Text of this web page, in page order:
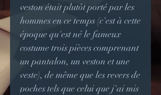
veston était plutôt porté par les
hommes en ce temps (c'est à cette
époque qu'est né le fameux
costume trois pièces comprenant
un pantalon, un veston et une
veste), de même que les revers de
poches tels que celui que j'ai mis